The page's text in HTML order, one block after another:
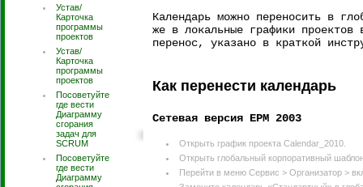
Устав/
Карточка
программы
проектов
Устав/
Карточка
программы
проектов
Посоветуйте
где вести
Диаграмму
сгорания
задач для
SCRUM
Посоветуйте
где вести
Диаграмму
Календарь можно переносить в
же в локальные графики
перенос, указано в краткой
Как перенести календарь
Сетевая версия EPM 2003
Открыть график проекта Calendar_2010.
Открыть глобальный корпоративный
Перейти в меню Сервис > Организатор >